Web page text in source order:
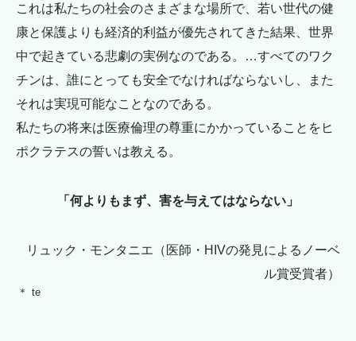
これは私たちの社会のさまざまな場所で、若い世代の健
康と保護よりも経済的利益が優先されてきた結果、世界
中で起きている悲劇の実例なのである。…すべてのワク
チンは、誰にとっても安全でなければならないし、また
それは実現可能なことなのである。
私たちの将来は医療倫理の尊重にかかっていることをヒ
ポクラテスの誓いは教える。
「何よりもまず、害を与えてはならない」
リュック・モンタニエ（医師・HIVの発見によるノーベ
ル賞受賞者）
te